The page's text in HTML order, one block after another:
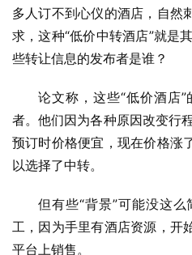
多人订不到心仪的酒店，自然
求，这种“低价中转酒店”就是
些转让信息的发布者是谁？
论文称，这些“低价酒店
者。他们因为各种原因改变行
预订时价格便宜，现在价格涨
以选择了中转。
但有些“背景”可能没这
工，因为手里有酒店资源，开
平台上销售。